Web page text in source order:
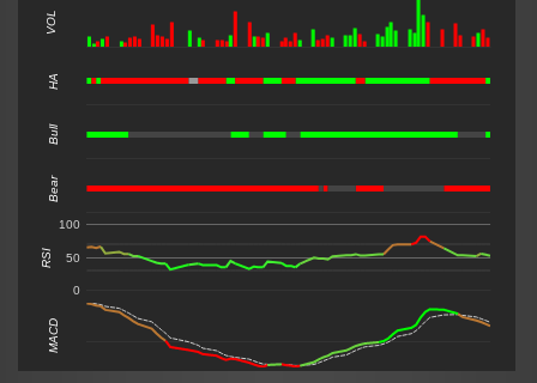
VOL
HA
Bull
Bear
0
50
100
RSI
MACD